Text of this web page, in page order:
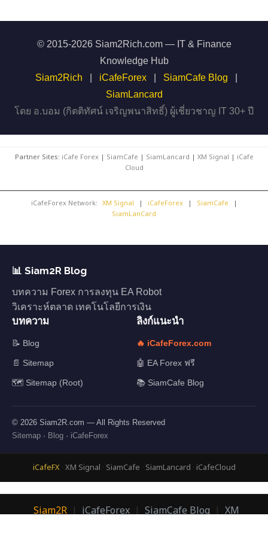
© 2015-2026 Siam2Rich.com — IT & Finance
Knowledge Hub
Siam2Rich
iCafeForex SiamCafe Blog
SiamLancard
โดย อ.บอม (กิตติทัศน์ เจริญพนาสิทธิ์) ผู้เชี่ยวชาญ IT 30+ ปี
Partner Sites: iCafe Forex| SiamCafe | SiamLancard | XM Signal | iCafe
Cloud
iCafeForex Network: XM Signal | iCafeForex | SiamCafe
|
SiamLanCard
📊 Siam2R Blog
บทความ Forex การลงทุน EA Robot
วิเคราะห์ตลาด เทคโนโลยีการเงิน
บทความ
📝 Blog
📄 Sitemap
🗺️ Sitemap (Root)
ลิงก์แนะนำ
🔥 iCafeForex.com
🤖 EA Forex ฟรี
📚 SiamCafe Blog
© 2026 Siam2R.com — All Rights Reserved
Sitemap · Blog · iCafeForex
iCafeFX· XM Signal · SiamCafe · SiamLancard · iCafeCloud
Siam2R | iCafeForex | SiamCafe Blog | XM